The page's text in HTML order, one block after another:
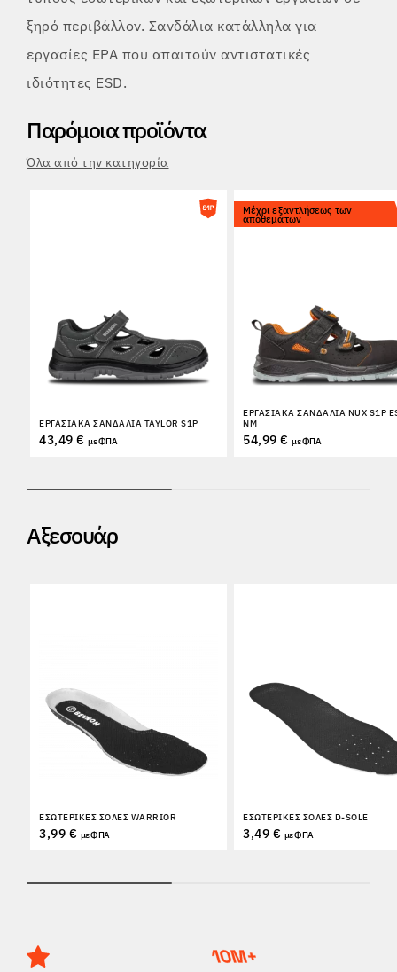
ξηρό περιβάλλον. Σανδάλια κατάλληλα για
εργασίες EPA που απαιτούν αντιστατικές
ιδιότητες ESD.
Παρόμοια προϊόντα
Όλα από την κατηγορία
ΕΡΓΑΣΙΑΚΆ ΣΑΝΔΆΛΙΑ TAYLOR S1P
43,49 € με ΦΠΑ
Μέχρι εξαντλήσεως των
αποθεμάτων
ΕΡΓΑΣΙΑΚΆ ΣΑΝΔΆΛΙΑ NUX S1P
NM
54,99 € με ΦΠΑ
Αξεσουάρ
ΕΣΩΤΕΡΙΚΈΣ ΣΌΛΕΣ WARRIOR
3,99 € με ΦΠΑ
ΕΣΩΤΕΡΙΚΈΣ ΣΌΛΕΣ D-SOLE
3,49 € με ΦΠΑ